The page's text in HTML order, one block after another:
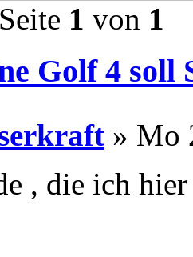
1 von 1
Golf 4 soll
» Mo
, die ich